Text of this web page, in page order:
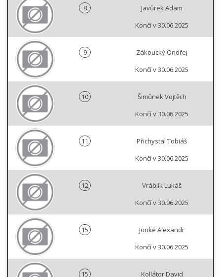
8
Javůrek Adam
Končí v 30.06.2025
9
Zákoucký Ondřej
Končí v 30.06.2025
10
Šimůnek Vojtěch
Končí v 30.06.2025
11
Přichystal Tobiáš
Končí v 30.06.2025
12
Vráblík Lukáš
Končí v 30.06.2025
15
Jonke Alexandr
Končí v 30.06.2025
15
Kollátor David